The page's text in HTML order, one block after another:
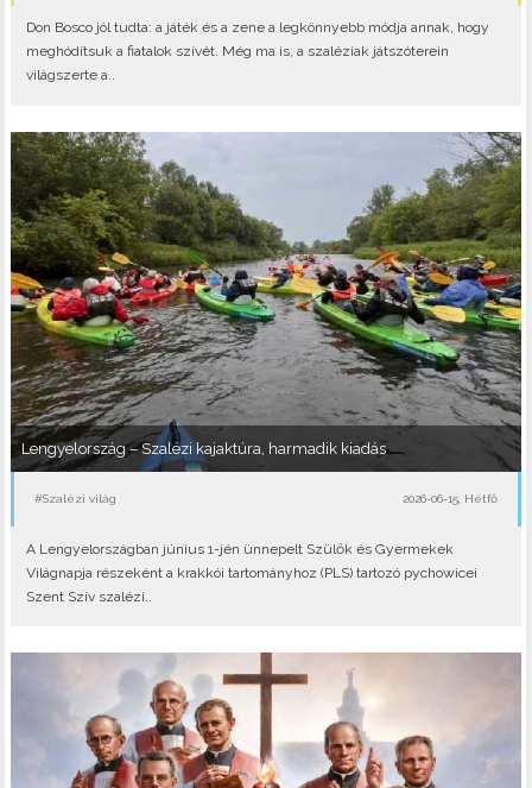
Don Bosco jól tudta: a játék és a zene a legkönnyebb módja annak, hogy
meghódítsuk a fiatalok szívét. Még ma is, a szaléziak játszóterein
világszerte a..
Lengyelország – Szalézi kajaktúra, harmadik kiadás
#Szalézi világ 2026-06-15, Hétfő
A Lengyelországban június 1-jén ünnepelt Szülők és Gyermekek
Világnapja részeként a krakkói tartományhoz (PLS) tartozó pychowicei
Szent Szív szalézi..